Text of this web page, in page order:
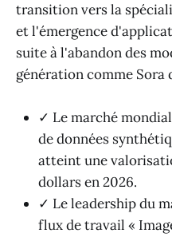
transition vers la
et l'émergence
suite à l'abandon des
génération comme Sora
✓ Le marché
de données
atteint une
dollars en 2026.
✓ Le leadership du
flux de travail «